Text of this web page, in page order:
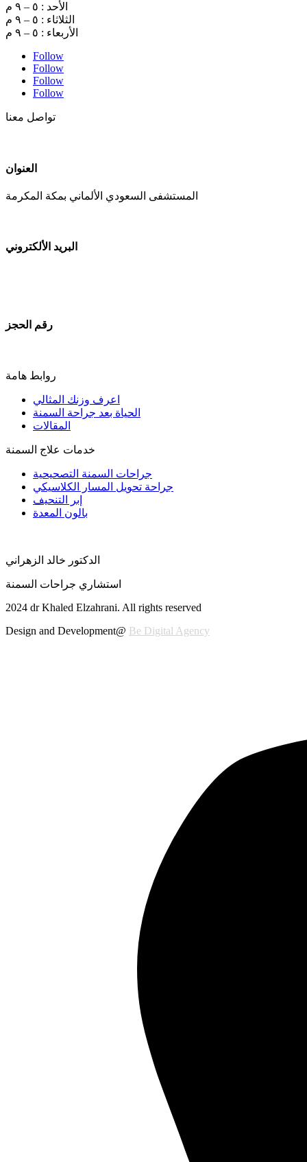
الأحد : ٥ – ٩ م
الثلاثاء : ٥ – ٩ م
الأربعاء : ٥ – ٩ م
Follow
Follow
Follow
Follow
تواصل معنا
العنوان
المستشفى السعودي الألماني بمكة المكرمة
البريد الألكتروني
رقم الحجز
روابط هامة
اعرف وزنك المثالي
الحياة بعد جراحة السمنة
المقالات
خدمات علاج السمنة
جراحات السمنة التصحيحية
جراحة تحويل المسار الكلاسيكي
إبر التنحيف
بالون المعدة
الدكتور خالد الزهراني
استشاري جراحات السمنة
2024 dr Khaled Elzahrani. All rights reserved
Design and Development@ Be Digital Agency